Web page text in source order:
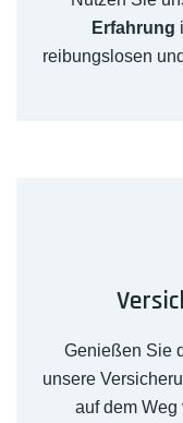
Erfahrung
reibungslosen
Genießen Sie
unsere
auf dem